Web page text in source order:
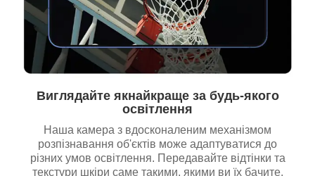
Виглядайте якнайкраще за будь-якого
освітлення
Наша камера з вдосконаленим механізмом
розпізнавання об'єктів може адаптуватися до
різних умов освітлення. Передавайте відтінки та
текстури шкіри саме такими, якими ви їх бачите.